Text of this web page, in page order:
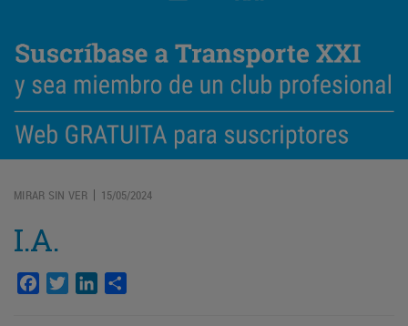
MIRAR SIN VER| 15/05/2024
I.A.
Facebook
TwitterLinkedIn